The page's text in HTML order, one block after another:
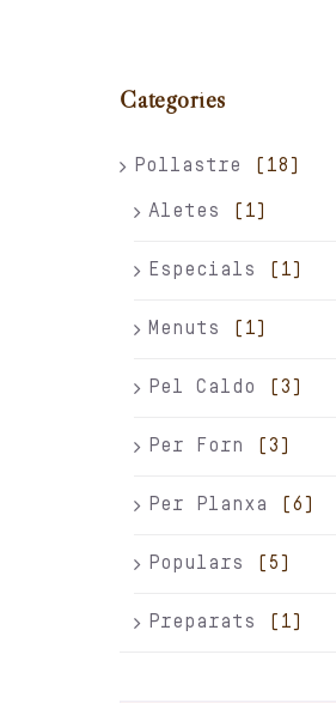
Categories
Pollastre (18)
Aletes (1)
Especials (1)
Menuts (1)
Pel Caldo (3)
Per Forn (3)
Per Planxa (6)
Populars (5)
Preparats (1)